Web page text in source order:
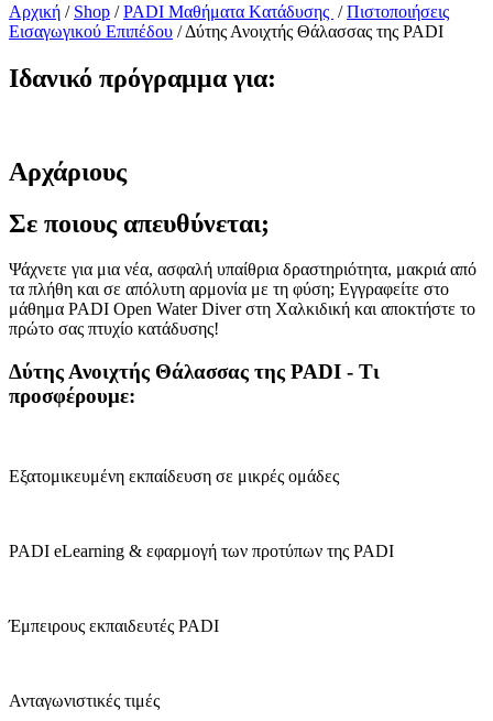
Αρχική / Shop /PADI Mαθήματα Kατάδυσης /Πιστοποιήσεις
Εισαγωγικού Επιπέδου /Δύτης Ανοιχτής Θάλασσας της PADI
Ιδανικό πρόγραμμα για:
Αρχάριους
Σε ποιους απευθύνεται;
Ψάχνετε για μια νέα, ασφαλή υπαίθρια δραστηριότητα, μακριά από
τα πλήθη και σε απόλυτη αρμονία με τη φύση; Εγγραφείτε στο
μάθημα PADI Open Water Diver στη Χαλκιδική και αποκτήστε το
πρώτο σας πτυχίο κατάδυσης!
Δύτης Ανοιχτής Θάλασσας της PADI - Τι
προσφέρουμε:
Εξατομικευμένη εκπαίδευση σε μικρές ομάδες
PADI eLearning & εφαρμογή των προτύπων της PADI
Έμπειρους εκπαιδευτές PADI
Ανταγωνιστικές τιμές